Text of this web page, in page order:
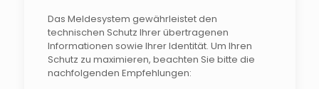
Das Meldesystem gewährleistet den
technischen Schutz Ihrer übertragenen
Informationen sowie Ihrer Identität. Um Ihren
Schutz zu maximieren, beachten Sie bitte die
nachfolgenden Empfehlungen: